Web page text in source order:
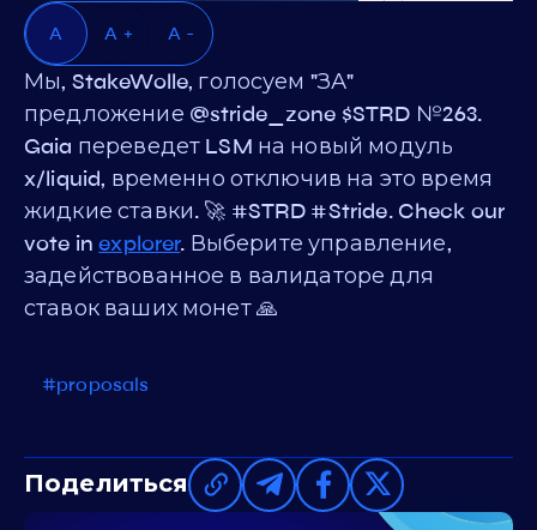
A A + A -
Мы, StakeWolle, голосуем "ЗА"
предложение @stride_zone $STRD №263.
Gaia переведет LSM на новый модуль
x/liquid, временно отключив на это время
жидкие ставки. 🚀 #STRD #Stride. Check our
vote inexplorer. Выберите управление,
задействованное в валидаторе для
ставок ваших монет 🙏
#proposals
Поделиться